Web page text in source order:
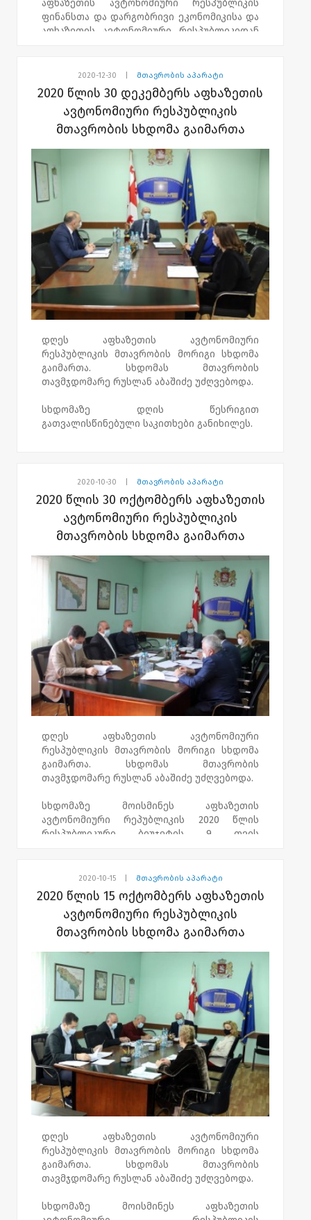
აფხაზეთის ავტონომიური რესპუბლიკის
ფინანსთა და დარგობრივი ეკონომიკისა და
აფხაზეთის ავტონომიური რესპუბლიკიდან
წევრებს ოკუპირებულ გალის რაიონში
გაჩენილი ხანძრის შედეგად მიყენებული
ზარალისა და მასთან დაკავშირებით
განსახორციელებელი ღონისძიებების
შესახებ ინფორმაცია მიაწოდეს.
სხდომაზე ასევე დღის წესრიგით
გათვალისწინებული სხვა საკითხები
განიხილეს.
2020-12-30 მთავრობის აპარატი
2020 წლის 30 დეკემბერს აფხაზეთის
ავტონომიური რესპუბლიკის
მთავრობის სხდომა გაიმართა
დღეს აფხაზეთის ავტონომიური
რესპუბლიკის მთავრობის მორიგი სხდომა
გაიმართა. სხდომას მთავრობის
თავმჯდომარე რუსლან აბაშიძე უძღვებოდა.
სხდომაზე დღის წესრიგით
გათვალისწინებული საკითხები განიხილეს.
2020-10-30 მთავრობის აპარატი
2020 წლის 30 ოქტომბერს აფხაზეთის
ავტონომიური რესპუბლიკის
მთავრობის სხდომა გაიმართა
დღეს აფხაზეთის ავტონომიური
რესპუბლიკის მთავრობის მორიგი სხდომა
გაიმართა. სხდომას მთავრობის
თავმჯდომარე რუსლან აბაშიძე უძღვებოდა.
სხდომაზე მოისმინეს აფხაზეთის
ავტონომიური რეპუბლიკის 2020 წლის
რესპუბლიკური ბიუჯეტის 9 თვის
კანონპროექტი „აფხაზეთის ავტონომიური
რეპუბლიკის 2021 წლის რესპუბლიკური
ბიუჯეტის შესახებ“.
2020-10-15| მთავრობის აპარატი
2020 წლის 15 ოქტომბერს აფხაზეთის
ავტონომიური რესპუბლიკის
მთავრობის სხდომა გაიმართა
დღეს აფხაზეთის ავტონომიური
რესპუბლიკის მთავრობის მორიგი სხდომა
გაიმართა. სხდომას მთავრობის
თავმჯდომარე რუსლან აბაშიძე უძღვებოდა.
სხდომაზე მოისმინეს აფხაზეთის